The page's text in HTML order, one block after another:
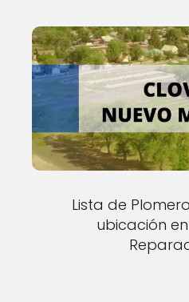
Lista de
ubicación